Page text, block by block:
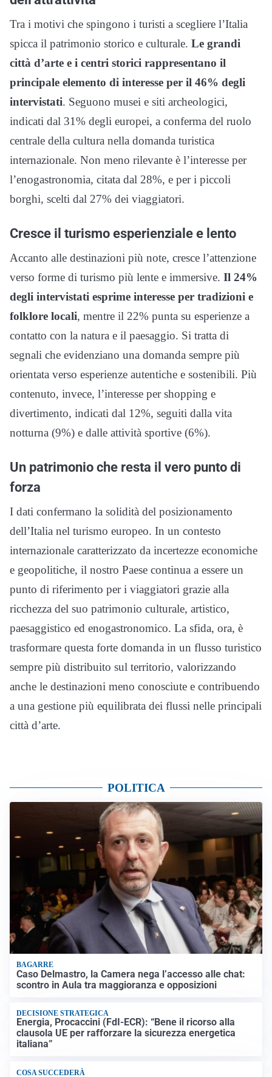
Tra i motivi che spingono i turisti a scegliere l’Italia
spicca il patrimonio storico e culturale. Le grandi
città d’arte e i centri storici rappresentano il
principale elemento di interesse per il 46% degli
intervistati. Seguono musei e siti archeologici,
indicati dal 31% degli europei, a conferma del ruolo
centrale della cultura nella domanda turistica
internazionale. Non meno rilevante è l’interesse per
l’enogastronomia, citata dal 28%, e per i piccoli
borghi, scelti dal 27% dei viaggiatori.
Cresce il turismo esperienziale e lento
Accanto alle destinazioni più note, cresce l’attenzione
verso forme di turismo più lente e immersive. Il 24%
degli intervistati esprime interesse per tradizioni e
folklore locali, mentre il 22% punta su esperienze a
contatto con la natura e il paesaggio. Si tratta di
segnali che evidenziano una domanda sempre più
orientata verso esperienze autentiche e sostenibili. Più
contenuto, invece, l’interesse per shopping e
divertimento, indicati dal 12%, seguiti dalla vita
notturna (9%) e dalle attività sportive (6%).
Un patrimonio che resta il vero punto di
forza
I dati confermano la solidità del posizionamento
dell’Italia nel turismo europeo. In un contesto
internazionale caratterizzato da incertezze economiche
e geopolitiche, il nostro Paese continua a essere un
punto di riferimento per i viaggiatori grazie alla
ricchezza del suo patrimonio culturale, artistico,
paesaggistico ed enogastronomico. La sfida, ora, è
trasformare questa forte domanda in un flusso turistico
sempre più distribuito sul territorio, valorizzando
anche le destinazioni meno conosciute e contribuendo
a una gestione più equilibrata dei flussi nelle principali
città d’arte.
POLITICA
BAGARRE
Caso Delmastro, la Camera nega l’accesso alle chat:
scontro in Aula tra maggioranza e opposizioni
DECISIONE STRATEGICA
Energia, Procaccini (FdI-ECR): “Bene il ricorso alla
clausola UE per rafforzare la sicurezza energetica
italiana”
COSA SUCCEDERÀ